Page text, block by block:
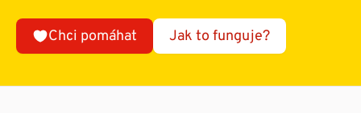
Chci pomáhat Jak to funguje?